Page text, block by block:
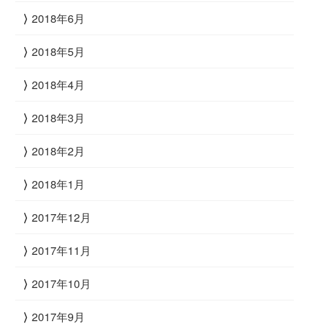
2018年6月
2018年5月
2018年4月
2018年3月
2018年2月
2018年1月
2017年12月
2017年11月
2017年10月
2017年9月